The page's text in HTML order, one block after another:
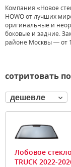
Компания «Новое
HOWO от лучших
оригинальные и
боковые и задние.
районе Москвы — от
сотритовать
дешевле
Лобовое
TRUCK 2022-